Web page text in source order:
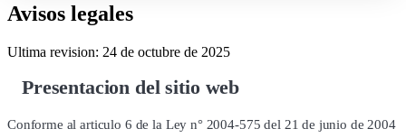
Avisos legales
Ultima revision: 24 de octubre de 2025
Presentacion del sitio web
Conforme al articulo 6 de la Ley n° 2004-575 del 21 de junio de 2004